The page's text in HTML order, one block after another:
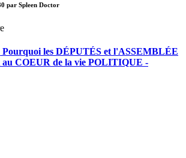
par Spleen Doctor
les DÉPUTÉS et l'ASSEMBLÉE
COEUR de la vie POLITIQUE -